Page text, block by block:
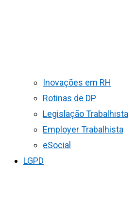
Inovações em RH
Rotinas de DP
Legislação Trabalhista
Employer Trabalhista
eSocial
LGPD